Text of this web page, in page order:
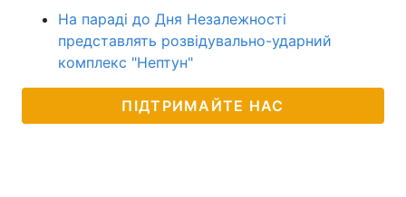
На параді до Дня Незалежності
представлять розвідувально-ударний
комплекс "Нептун"
ПІДТРИМАЙТЕ НАС